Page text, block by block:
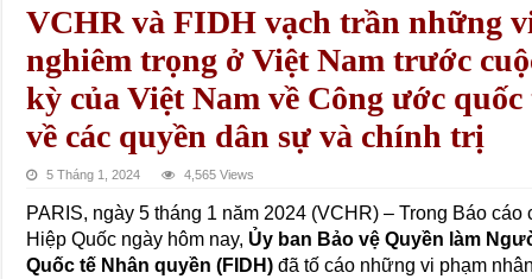
VCHR và FIDH vạch trần những
nghiêm trọng ở Việt Nam trước
kỳ của Việt Nam về Công ước
về các quyền dân sự và chính trị
5 Tháng 1, 2024 4,565 Views
PARIS, ngày 5 tháng 1 năm 2024 (VCHR) – Trong Báo
Hiệp Quốc ngày hôm nay, Ủy ban Bảo vệ Quyền làm
Quốc tế Nhân quyền (FIDH) đã tố cáo những vi phạm